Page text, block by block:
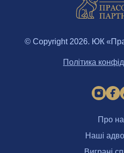
© Copyright 2026. ЮК
Політика
Про
Наші